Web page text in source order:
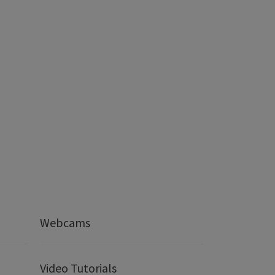
Webcams
Video Tutorials